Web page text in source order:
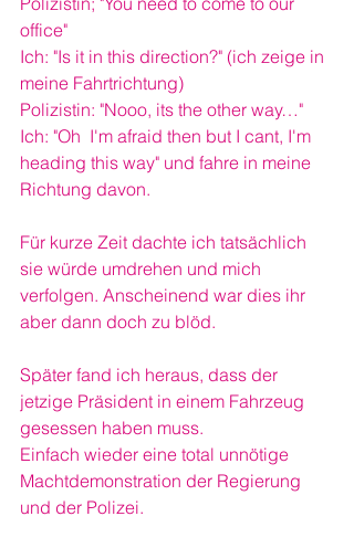
office"
Ich: "Is it in this direction?" (ich zeige in
meine Fahrtrichtung)
Polizistin: "Nooo, its the other way…"
Ich: "Oh  I'm afraid then but I cant, I'm
heading this way" und fahre in meine
Richtung davon.
Für kurze Zeit dachte ich tatsächlich
sie würde umdrehen und mich
verfolgen. Anscheinend war dies ihr
aber dann doch zu blöd.
Später fand ich heraus, dass der
jetzige Präsident in einem Fahrzeug
gesessen haben muss.
Einfach wieder eine total unnötige
Machtdemonstration der Regierung
und der Polizei.